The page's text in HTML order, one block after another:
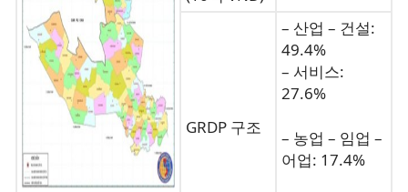
GRDP 구조
– 산업 – 건설:
49.4%
– 서비스:
27.6%
– 농업 – 임업 –
어업: 17.4%